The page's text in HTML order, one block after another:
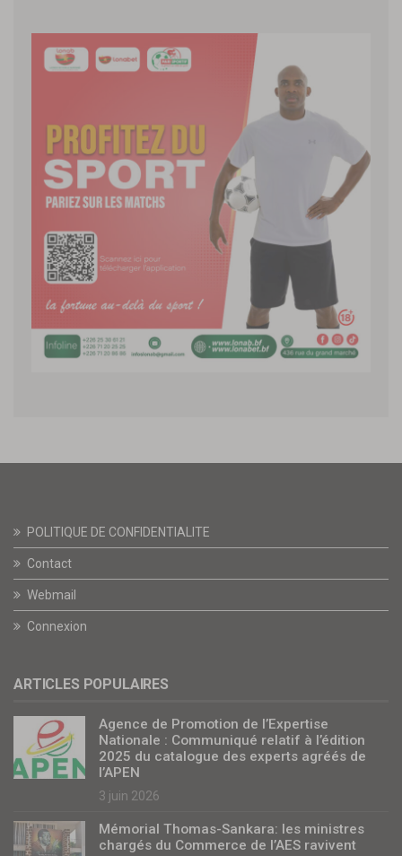
POLITIQUE DE CONFIDENTIALITE
Contact
Webmail
Connexion
ARTICLES POPULAIRES
Agence de Promotion de l’Expertise
Nationale : Communiqué relatif à l’édition
2025 du catalogue des experts agréés de
l’APEN
3 juin 2026
Mémorial Thomas-Sankara: les ministres
chargés du Commerce de l’AES ravivent